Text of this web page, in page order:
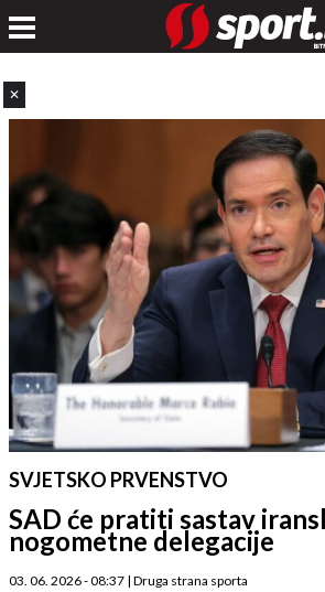
✕
SVJETSKO PRVENSTVO
SAD će pratiti sastav
nogometne delegacije
03. 06. 2026 - 08:37 | Druga strana sporta